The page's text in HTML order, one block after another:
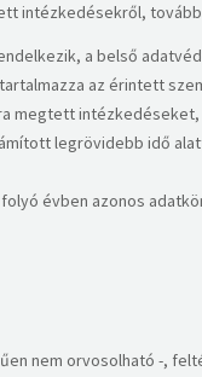
intézkedésekről,
a belső
az érintett
megtett
legrövidebb idő
évben azonos
nem orvosolható -,